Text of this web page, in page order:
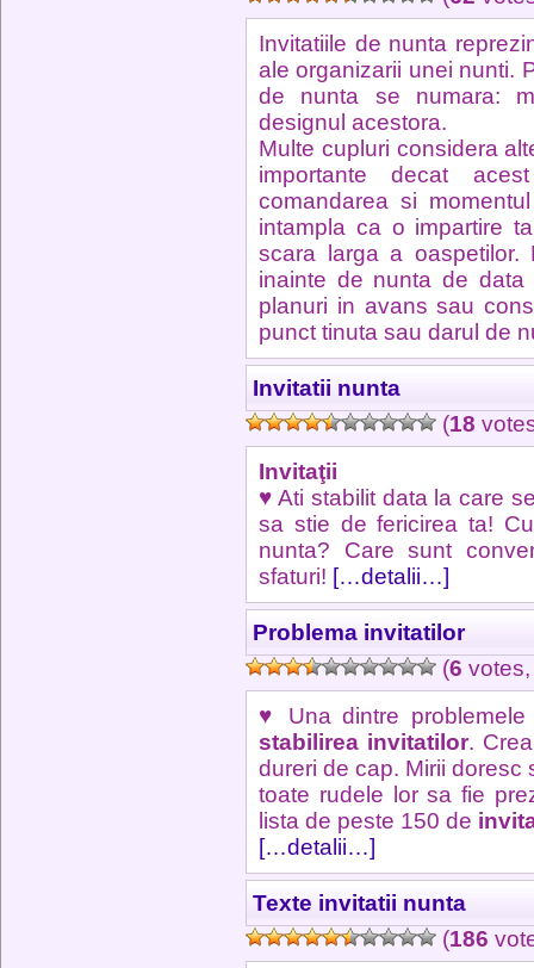
Invitatiile de nunta
ale organizarii unei nunti.
de nunta se numara:
designul acestora.
Multe cupluri considera
importante decat
comandarea si
intampla ca o impartire
scara larga a oaspetilor.
inainte de nunta de
planuri in avans sau
punct tinuta sau darul de
Invitatii nunta
(18
Invitaţii
♥ Ati stabilit data la care
sa stie de fericirea ta!
nunta? Care sunt
sfaturi! […detalii…]
Problema invitatilor
(6
♥ Una dintre
stabilirea invitatilor.
dureri de cap. Mirii doresc
toate rudele lor sa fie
lista de peste 150 de
[…detalii…]
Texte invitatii nunta
(186